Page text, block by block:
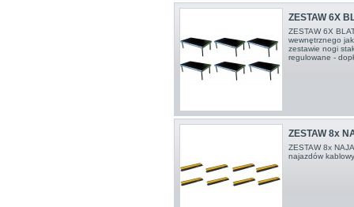
ZESTAW 6X
ZESTAW 6X
wewnętrznego
zestawie nogi
regulowane -
ZESTAW 8x
ZESTAW 8x
najazdów